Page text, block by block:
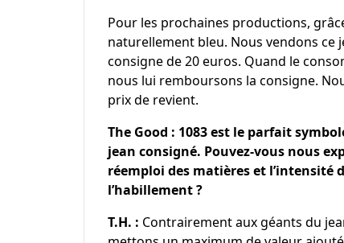
Pour les prochaines productions,
naturellement bleu. Nous vendons ce
consigne de 20 euros. Quand le
nous lui remboursons la consigne.
prix de revient.
The Good : 1083 est le parfait
jean consigné. Pouvez-vous nous
réemploi des matières et l’intensité
l’habillement ?
T.H. : Contrairement aux géants du